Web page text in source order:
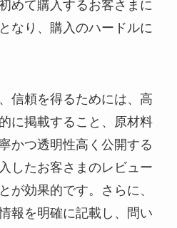
めて購入するお客さまに
なり、購入のハードルに
信頼を得るためには、高
に掲載すること、原材料
かつ透明性高く公開する
したお客さまのレビュー
が効果的です。さらに、
報を明確に記載し、問い